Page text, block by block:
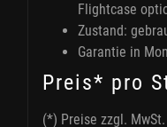
Flightcase
Zustand:
Garantie in
Preis* pro
(*) Preise zzgl.